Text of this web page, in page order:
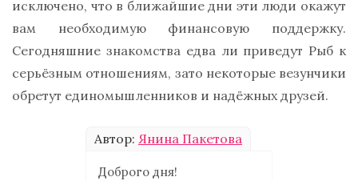
исключено, что в ближайшие дни эти люди окажут
вам необходимую финансовую поддержку.
Сегодняшние знакомства едва ли приведут Рыб к
серьёзным отношениям, зато некоторые везунчики
обретут единомышленников и надёжных друзей.
Автор: Янина Пакетова
Доброго дня!